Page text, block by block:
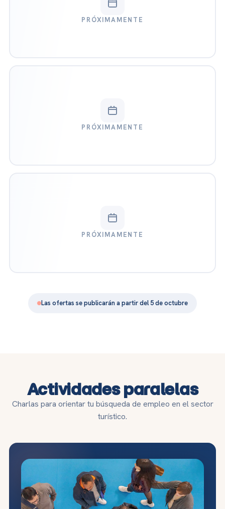
PRÓXIMAMENTE
PRÓXIMAMENTE
PRÓXIMAMENTE
Las ofertas se publicarán a partir del 5 de octubre
Actividades paralelas
Charlas para orientar tu búsqueda de empleo en el sector
turístico.